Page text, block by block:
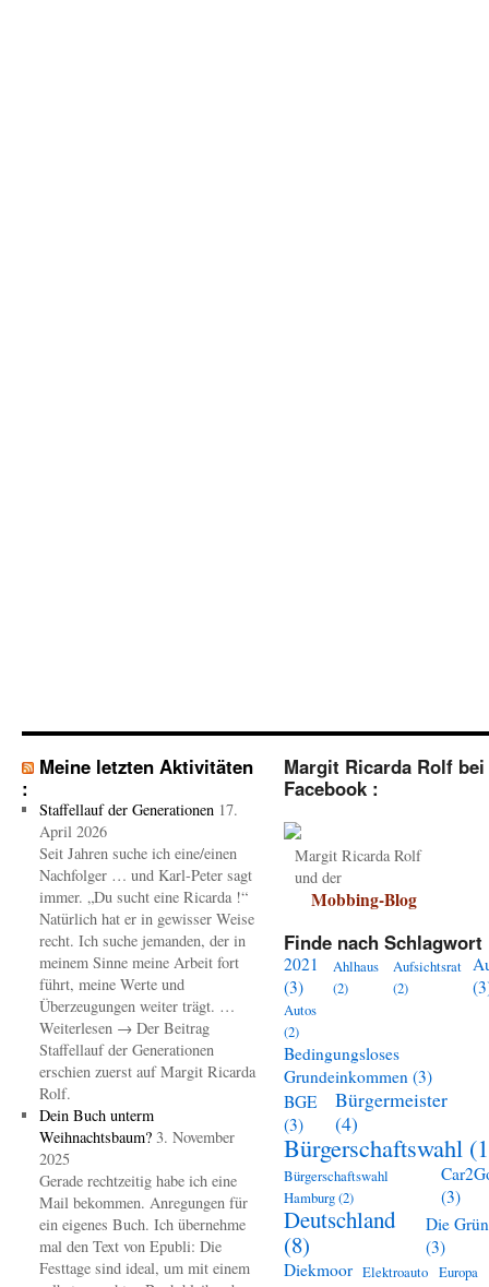
Meine letzten Aktivitäten
:
Staffellauf der Generationen 17.
April 2026
Seit Jahren suche ich eine/einen
Nachfolger … und Karl-Peter sagt
immer. „Du sucht eine Ricarda !“
Natürlich hat er in gewisser Weise
recht. Ich suche jemanden, der in
meinem Sinne meine Arbeit fort
führt, meine Werte und
Überzeugungen weiter trägt. …
Weiterlesen → Der Beitrag
Staffellauf der Generationen
erschien zuerst auf Margit Ricarda
Rolf.
Dein Buch unterm
Weihnachtsbaum? 3. November
2025
Gerade rechtzeitig habe ich eine
Mail bekommen. Anregungen für
ein eigenes Buch. Ich übernehme
mal den Text von Epubli: Die
Festtage sind ideal, um mit einem
Margit Ricarda Rolf bei
Facebook :
Margit Ricarda Rolf
und der
Mobbing-Blog
Finde nach Schlagwort
2021
(3)
Ahlhaus
(2)
Aufsichtsrat
(2)
Autos
(2)
Bedingungsloses
Grundeinkommen (3)
BGE
(3)
Bürgermeister
(4)
Bürgerschaftswahl
Bürgerschaftswahl
Hamburg(2)
(3)
Deutschland
(8)
Die
(3)
Diekmoor Elektroauto Europa